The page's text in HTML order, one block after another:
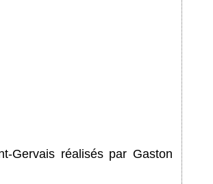
Gervais réalisés par Gaston